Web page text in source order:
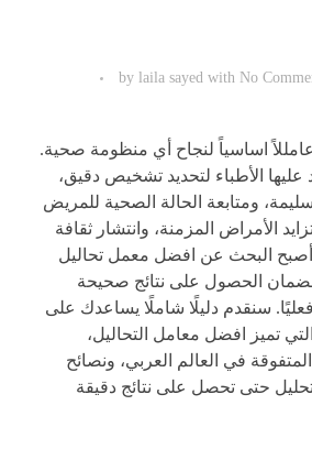
by laila sayed with No
اساسياً لنجاح أي منظومة صحية.
عليها الأطباء لتحديد تشخيص دقيق،
ومتابعة الحالة الصحية للمريض
الأمراض المزمنة، وانتشار ثقافة
أصبح البحث عن افضل معمل تحاليل
الحصول على نتائج صحيحة
فعليًا. سنقدم دليلًا شاملًا يساعدك على
تميز افضل معامل التحاليل،
في العالم العربي، ونصائح
حتى تحصل على نتائج دقيقة